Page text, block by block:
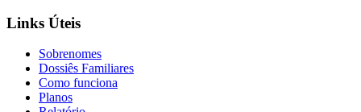
Links Úteis
Sobrenomes
Dossiês Familiares
Como funciona
Planos